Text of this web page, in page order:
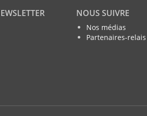
NOUS SUIVRE
Nos médias
Partenaires-relais